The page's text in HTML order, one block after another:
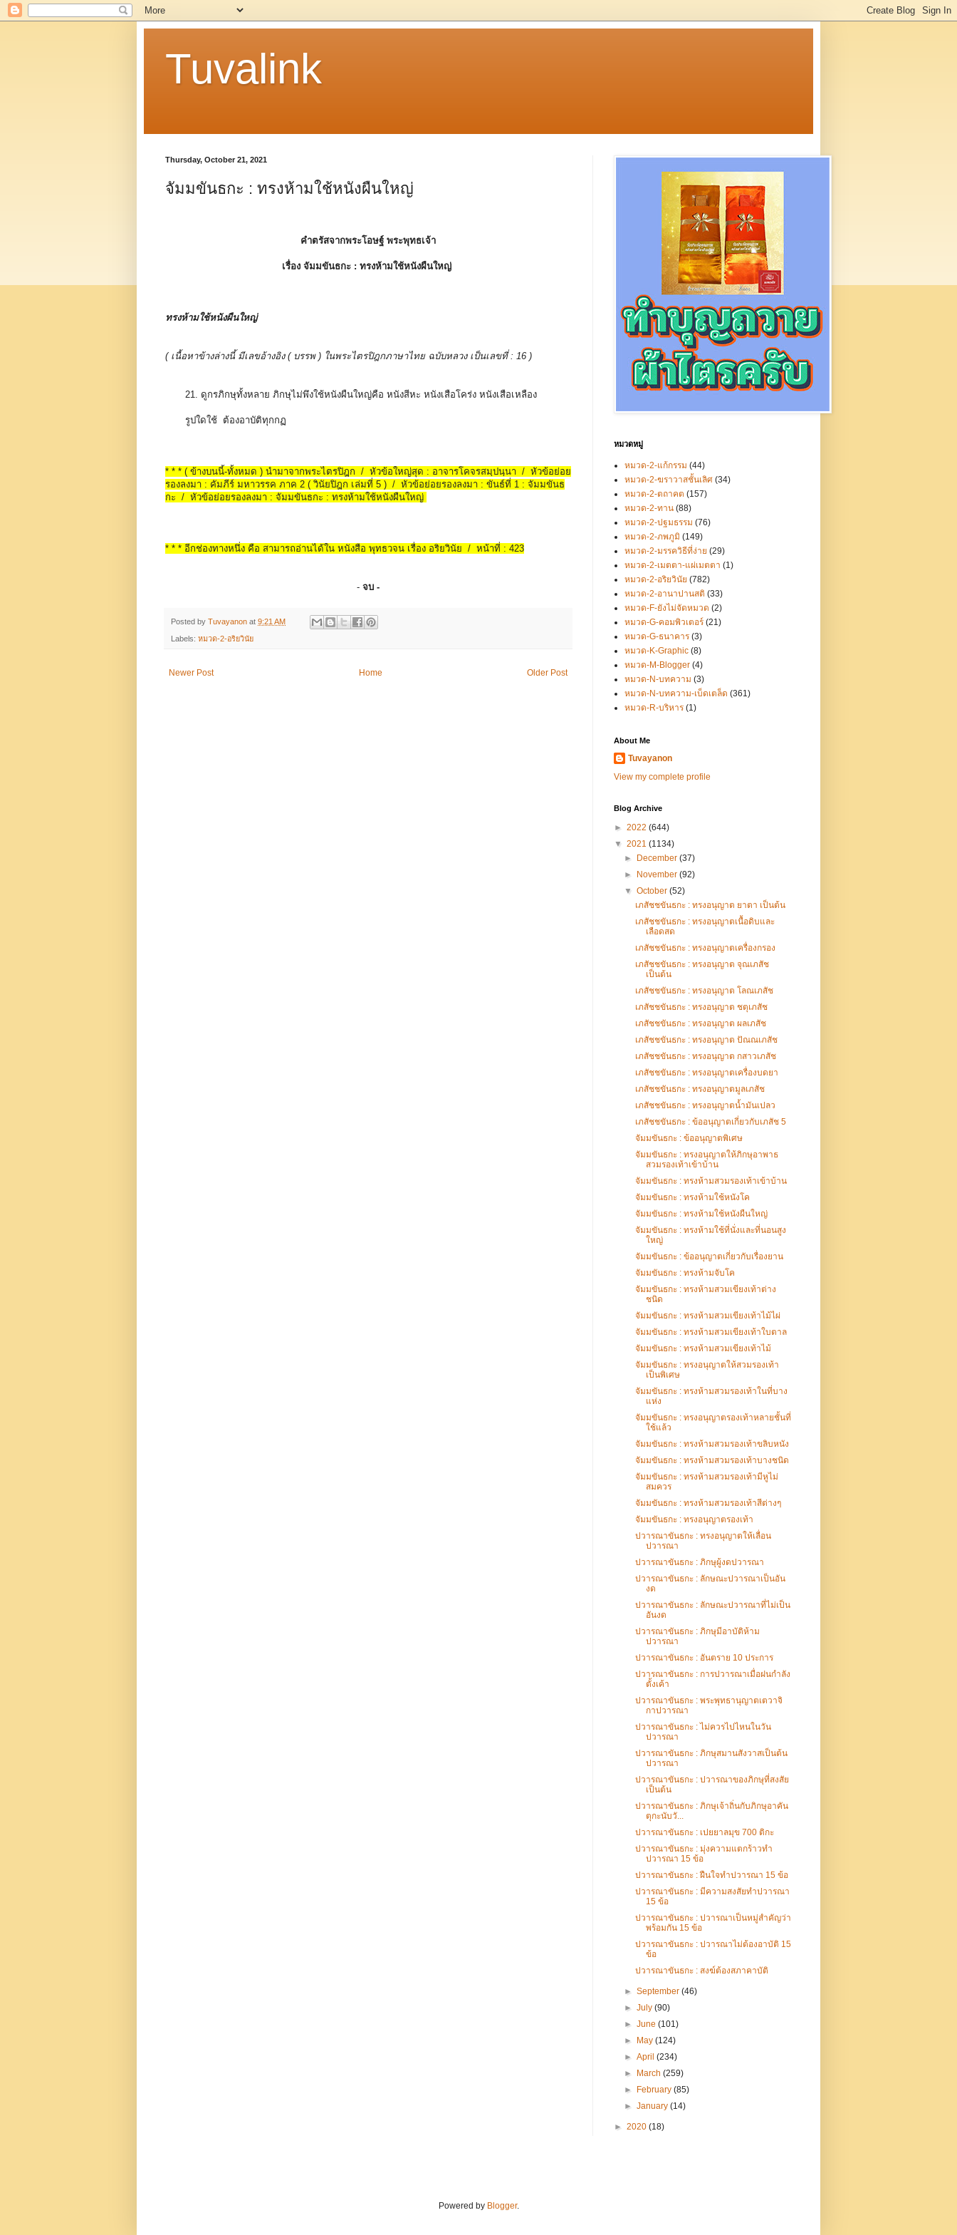
Tuvalink
Thursday, October 21, 2021
จัมมขันธกะ : ทรงห้ามใช้หนังผืนใหญ่
คำตรัสจากพระโอษฐ์ พระพุทธเจ้า
เรื่อง จัมมขันธกะ : ทรงห้ามใช้หนังผืนใหญ่
ทรงห้ามใช้หนังผืนใหญ่
( เนื้อหาข้างล่างนี้ มีเลขอ้างอิง ( บรรพ ) ในพระไตรปิฎกภาษาไทย ฉบับหลวง เป็นเลขที่ : 16 )
21. ดูกรภิกษุทั้งหลาย ภิกษุไม่พึงใช้หนังผืนใหญ่คือ หนังสีหะ หนังเสือโคร่ง หนังเสือเหลือง
รูปใดใช้ ต้องอาบัติทุกกฏ
* * * ( ข้างบนนี้-ทั้งหมด ) นำมาจากพระไตรปิฎก / หัวข้อใหญ่สุด : อาจารโคจรสมฺปนฺนา / หัวข้อย่อย
รองลงมา : คัมภีร์ มหาวรรค ภาค 2 ( วินัยปิฎก เล่มที่ 5 ) / หัวข้อย่อยรองลงมา : ขันธ์ที่ 1 : จัมมขันธ
กะ / หัวข้อย่อยรองลงมา : จัมมขันธกะ : ทรงห้ามใช้หนังผืนใหญ่
* * * อีกช่องทางหนึ่ง คือ สามารถอ่านได้ใน หนังสือ พุทธวจน เรื่อง อริยวินัย / หน้าที่ : 423
- จบ -
Posted by Tuvayanon at 9:21 AM
Labels: หมวด-2-อริยวินัย
Newer Post Older Post
Home
หมวดหมู่
หมวด-2-แก้กรรม (44)
หมวด-2-ฆราวาสชั้นเลิศ (34)
หมวด-2-ตถาคต (157)
หมวด-2-ทาน (88)
หมวด-2-ปฐมธรรม (76)
หมวด-2-ภพภูมิ (149)
หมวด-2-มรรควิธีที่ง่าย (29)
หมวด-2-เมตตา-แผ่เมตตา (1)
หมวด-2-อริยวินัย (782)
หมวด-2-อานาปานสติ (33)
หมวด-F-ยังไม่จัดหมวด (2)
หมวด-G-คอมพิวเตอร์ (21)
หมวด-G-ธนาคาร (3)
หมวด-K-Graphic (8)
หมวด-M-Blogger (4)
หมวด-N-บทความ (3)
หมวด-N-บทความ-เบ็ดเตล็ด (361)
หมวด-R-บริหาร (1)
About Me
Tuvayanon
View my complete profile
Blog Archive
► 2022 (644)
▼ 2021 (1134)
►
December(37)
►
November(92)
▼October(52)
เภสัชชขันธกะ : ทรงอนุญาต ยาตา เป็นต้น
เภสัชชขันธกะ : ทรงอนุญาตเนื้อดิบและ
เลือดสด
เภสัชชขันธกะ : ทรงอนุญาตเครื่องกรอง
เภสัชชขันธกะ : ทรงอนุญาต จุณเภสัช
เป็นต้น
เภสัชชขันธกะ : ทรงอนุญาต โลณเภสัช
เภสัชชขันธกะ : ทรงอนุญาต ชตุเภสัช
เภสัชชขันธกะ : ทรงอนุญาต ผลเภสัช
เภสัชชขันธกะ : ทรงอนุญาต ปัณณเภสัช
เภสัชชขันธกะ : ทรงอนุญาต กสาวเภสัช
เภสัชชขันธกะ : ทรงอนุญาตเครื่องบดยา
เภสัชชขันธกะ : ทรงอนุญาตมูลเภสัช
เภสัชชขันธกะ : ทรงอนุญาตน้ำมันเปลว
เภสัชชขันธกะ : ข้ออนุญาตเกี่ยวกับเภสัช 5
จัมมขันธกะ : ข้ออนุญาตพิเศษ
จัมมขันธกะ : ทรงอนุญาตให้ภิกษุอาพาธ
สวมรองเท้าเข้าบ้าน
จัมมขันธกะ : ทรงห้ามสวมรองเท้าเข้าบ้าน
จัมมขันธกะ : ทรงห้ามใช้หนังโค
จัมมขันธกะ : ทรงห้ามใช้หนังผืนใหญ่
จัมมขันธกะ : ทรงห้ามใช้ที่นั่งและที่นอนสูง
ใหญ่
จัมมขันธกะ : ข้ออนุญาตเกี่ยวกับเรื่องยาน
จัมมขันธกะ : ทรงห้ามจับโค
จัมมขันธกะ : ทรงห้ามสวมเขียงเท้าต่าง
ชนิด
จัมมขันธกะ : ทรงห้ามสวมเขียงเท้าไม้ไผ่
จัมมขันธกะ : ทรงห้ามสวมเขียงเท้าใบตาล
จัมมขันธกะ : ทรงห้ามสวมเขียงเท้าไม้
จัมมขันธกะ : ทรงอนุญาตให้สวมรองเท้า
เป็นพิเศษ
จัมมขันธกะ : ทรงห้ามสวมรองเท้าในที่บาง
แห่ง
จัมมขันธกะ : ทรงอนุญาตรองเท้าหลายชั้นที่
ใช้แล้ว
จัมมขันธกะ : ทรงห้ามสวมรองเท้าขลิบหนัง
จัมมขันธกะ : ทรงห้ามสวมรองเท้าบางชนิด
จัมมขันธกะ : ทรงห้ามสวมรองเท้ามีหูไม่
สมควร
จัมมขันธกะ : ทรงห้ามสวมรองเท้าสีต่างๆ
จัมมขันธกะ : ทรงอนุญาตรองเท้า
ปวารณาขันธกะ : ทรงอนุญาตให้เลื่อน
ปวารณา
ปวารณาขันธกะ : ภิกษุผู้งดปวารณา
ปวารณาขันธกะ : ลักษณะปวารณาเป็นอัน
งด
ปวารณาขันธกะ : ลักษณะปวารณาที่ไม่เป็น
อันงด
ปวารณาขันธกะ : ภิกษุมีอาบัติห้าม
ปวารณา
ปวารณาขันธกะ : อันตราย 10 ประการ
ปวารณาขันธกะ : การปวารณาเมื่อฝนกำลัง
ตั้งเค้า
ปวารณาขันธกะ : พระพุทธานุญาตเตวาจิ
กาปวารณา
ปวารณาขันธกะ : ไม่ควรไปไหนในวัน
ปวารณา
ปวารณาขันธกะ : ภิกษุสมานสังวาสเป็นต้น
ปวารณา
ปวารณาขันธกะ : ปวารณาของภิกษุที่สงสัย
เป็นต้น
ปวารณาขันธกะ : ภิกษุเจ้าถิ่นกับภิกษุอาคัน
ตุกะนับวั...
ปวารณาขันธกะ : เปยยาลมุข 700 ติกะ
ปวารณาขันธกะ : มุ่งความแตกร้าวทำ
ปวารณา 15 ข้อ
ปวารณาขันธกะ : ฝืนใจทำปวารณา 15 ข้อ
ปวารณาขันธกะ : มีความสงสัยทำปวารณา
15 ข้อ
ปวารณาขันธกะ : ปวารณาเป็นหมู่สำคัญว่า
พร้อมกัน 15 ข้อ
ปวารณาขันธกะ : ปวารณาไม่ต้องอาบัติ 15
ข้อ
ปวารณาขันธกะ : สงฆ์ต้องสภาคาบัติ
►September(46)
►July(90)
►June(101)
►
May(124)
►April(234)
►
March(259)
►
February(85)
►January(14)
► 2020 (18)
Powered by Blogger.